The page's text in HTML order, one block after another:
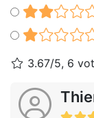
3.67/5, 6